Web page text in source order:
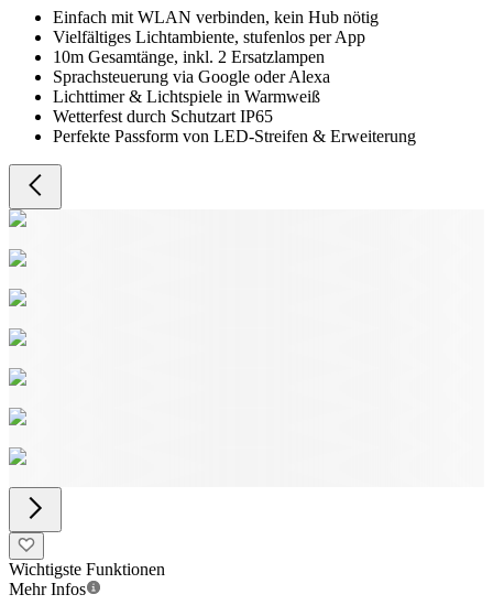
Einfach mit WLAN verbinden, kein Hub nötig
Vielfältiges Lichtambiente, stufenlos per App
10m Gesamtänge, inkl. 2 Ersatzlampen
Sprachsteuerung via Google oder Alexa
Lichttimer & Lichtspiele in Warmweiß
Wetterfest durch Schutzart IP65
Perfekte Passform von LED-Streifen & Erweiterung
Wichtigste Funktionen
Mehr Infos